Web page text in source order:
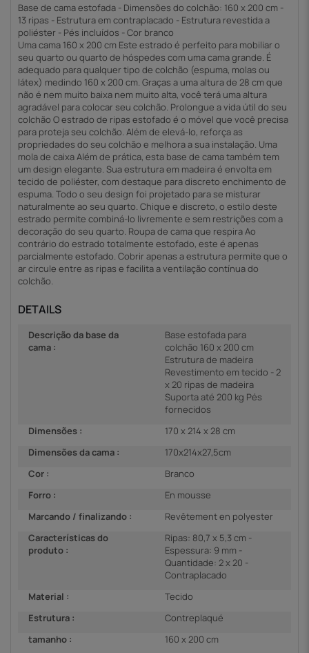
Base de cama estofada - Dimensões do colchão: 160 x 200 cm -
13 ripas - Estrutura em contraplacado - Estrutura revestida a
poliéster - Pés incluídos - Cor branco
Uma cama 160 x 200 cm Este estrado é perfeito para mobiliar o
seu quarto ou quarto de hóspedes com uma cama grande. É
adequado para qualquer tipo de colchão (espuma, molas ou
látex) medindo 160 x 200 cm. Graças a uma altura de 28 cm que
não é nem muito baixa nem muito alta, você terá uma altura
agradável para colocar seu colchão. Prolongue a vida útil do seu
colchão O estrado de ripas estofado é o móvel que você precisa
para proteja seu colchão. Além de elevá-lo, reforça as
propriedades do seu colchão e melhora a sua instalação. Uma
mola de caixa Além de prática, esta base de cama também tem
um design elegante. Sua estrutura em madeira é envolta em
tecido de poliéster, com destaque para discreto enchimento de
espuma. Todo o seu design foi projetado para se misturar
naturalmente ao seu quarto. Chique e discreto, o estilo deste
estrado permite combiná-lo livremente e sem restrições com a
decoração do seu quarto. Roupa de cama que respira Ao
contrário do estrado totalmente estofado, este é apenas
parcialmente estofado. Cobrir apenas a estrutura permite que o
ar circule entre as ripas e facilita a ventilação contínua do
colchão.
DETAILS
Descrição da base da
cama :
Base estofada para
colchão 160 x 200 cm
Estrutura de madeira
Revestimento em tecido - 2
x 20 ripas de madeira
Suporta até 200 kg Pés
fornecidos
Dimensões :
170 x 214 x 28 cm
Dimensões da cama :
170x214x27,5cm
Cor :
Branco
Forro :
En mousse
Marcando / finalizando :
Revêtement en polyester
Características do
produto :
Ripas: 80,7 x 5,3 cm -
Espessura: 9 mm -
Quantidade: 2 x 20 -
Contraplacado
Material :
Tecido
Estrutura :
Contreplaqué
tamanho :
160 x 200 cm